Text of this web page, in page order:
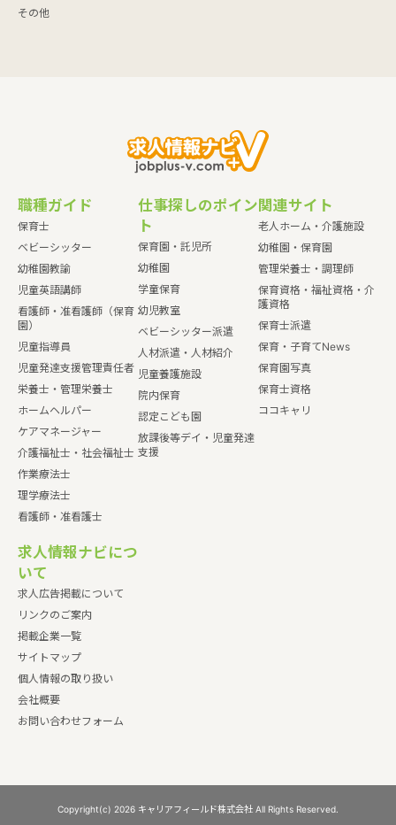
その他
職種ガイド
保育士
ベビーシッター
幼稚園教諭
児童英語講師
看護師・准看護師（保育
園）
児童指導員
児童発達支援管理責任者
栄養士・管理栄養士
ホームヘルパー
ケアマネージャー
介護福祉士・社会福祉士
作業療法士
理学療法士
看護師・准看護士
仕事探しのポイン
ト
保育園・託児所
幼稚園
学童保育
幼児教室
ベビーシッター派遣
人材派遣・人材紹介
児童養護施設
院内保育
認定こども園
放課後等デイ・児童発達
支援
関連サイト
老人ホーム・介護施設
幼稚園・保育園
管理栄養士・調理師
保育資格・福祉資格・介
護資格
保育士派遣
保育・子育てNews
保育園写真
保育士資格
ココキャリ
求人情報ナビにつ
いて
求人広告掲載について
リンクのご案内
掲載企業一覧
サイトマップ
個人情報の取り扱い
会社概要
お問い合わせフォーム
Copyright(c) 2026 キャリアフィールド株式会社 All Rights Reserved.